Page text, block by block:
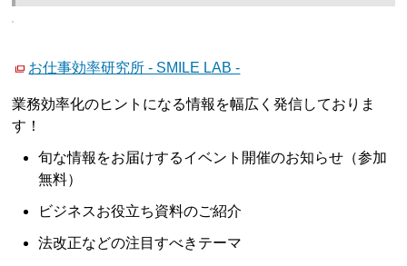
お仕事効率研究所 - SMILE LAB -
業務効率化のヒントになる情報を幅広く発信しておりま
す！
旬な情報をお届けするイベント開催のお知らせ（参加
無料）
ビジネスお役立ち資料のご紹介
法改正などの注目すべきテーマ